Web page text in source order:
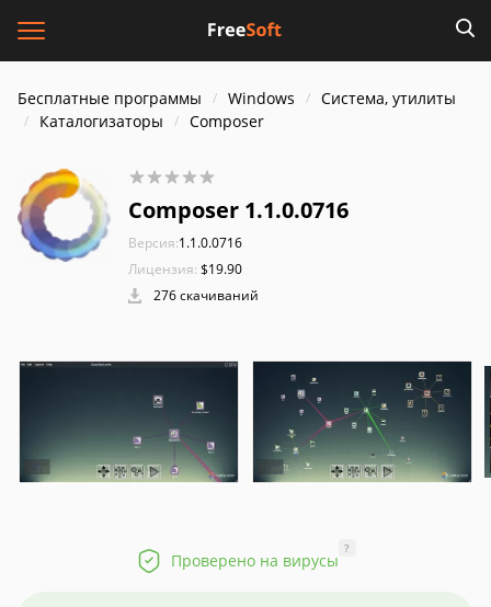
Бесплатные программы Windows
Система, утилиты
Каталогизаторы
Composer
Composer 1.1.0.0716
Версия:1.1.0.0716
Лицензия: $19.90
276 скачиваний
Проверено на вирусы
?